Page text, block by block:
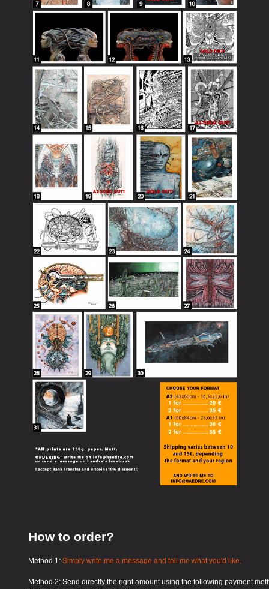
How to order?
Method 1: Simply write me a message and tell me what you'd like.
Method 2: Send directly the right amount using the following payment